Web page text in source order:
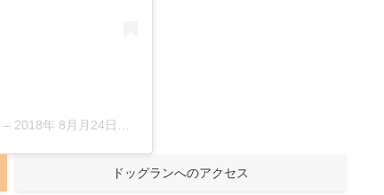
– 2018年 8月月24日午後3時24分PDT
ドッグランへのアクセス